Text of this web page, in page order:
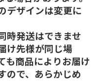
デザインは変更に
時発送はできませ
け先様が同じ場
も商品によりお届け
ので、あらかじめ